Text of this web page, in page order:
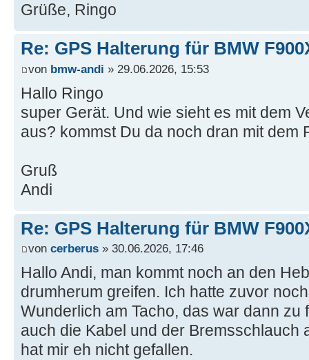
Grüße, Ringo
Re: GPS Halterung für BMW
von bmw-andi » 29.06.2026, 15:53
Hallo Ringo
super Gerät. Und wie sieht es mit dem
aus? kommst Du da noch dran mit dem
Gruß
Andi
Re: GPS Halterung für BMW
von cerberus » 30.06.2026, 17:46
Hallo Andi, man kommt noch an den
drumherum greifen. Ich hatte zuvor
Wunderlich am Tacho, das war dann zu
auch die Kabel und der Bremsschlauch
hat mir eh nicht gefallen.